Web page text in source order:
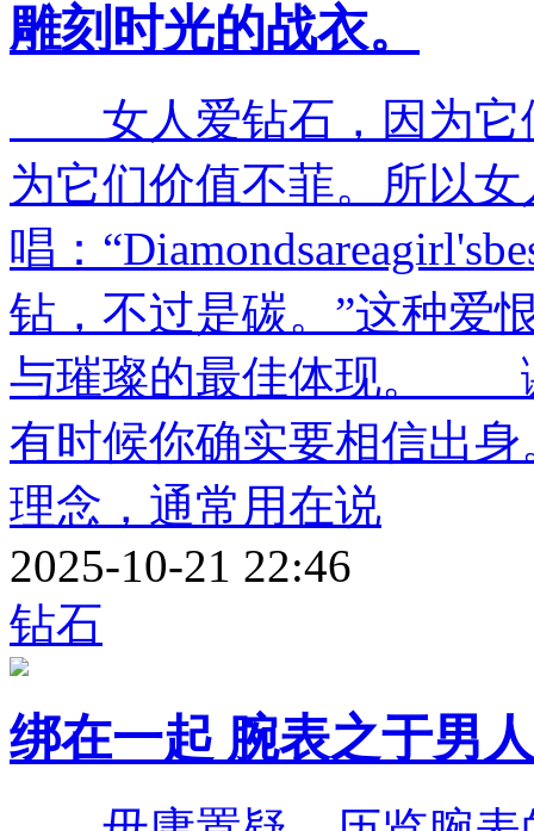
雕刻时光的战衣。
女人爱钻石，因为它
为它们价值不菲。所以
唱：
钻，不过是碳。”这种爱
与璀璨的最佳体现。
有时候你确实要相信出
理念，通常用在说
2025-10-21 22:46
钻石
绑在一起 腕表之于男人